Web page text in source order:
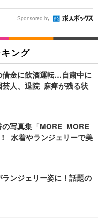
Sponsored by
ング
借金に飲酒運転…自粛中に
芸人、退院 麻痺が残る状
の写真集「MORE MORE
水着やランジェリーで美
ランジェリー姿に！話題の